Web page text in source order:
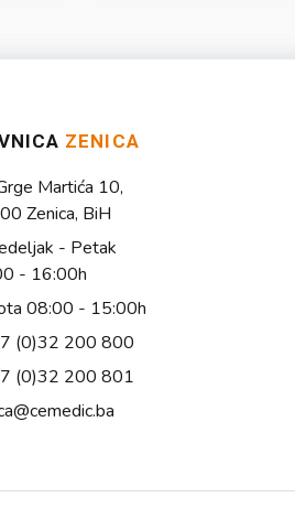
ZENICA
Martića 10,
Zenica, BiH
- Petak
- 16:00h
08:00 - 15:00h
(0)32 200 800
(0)32 200 801